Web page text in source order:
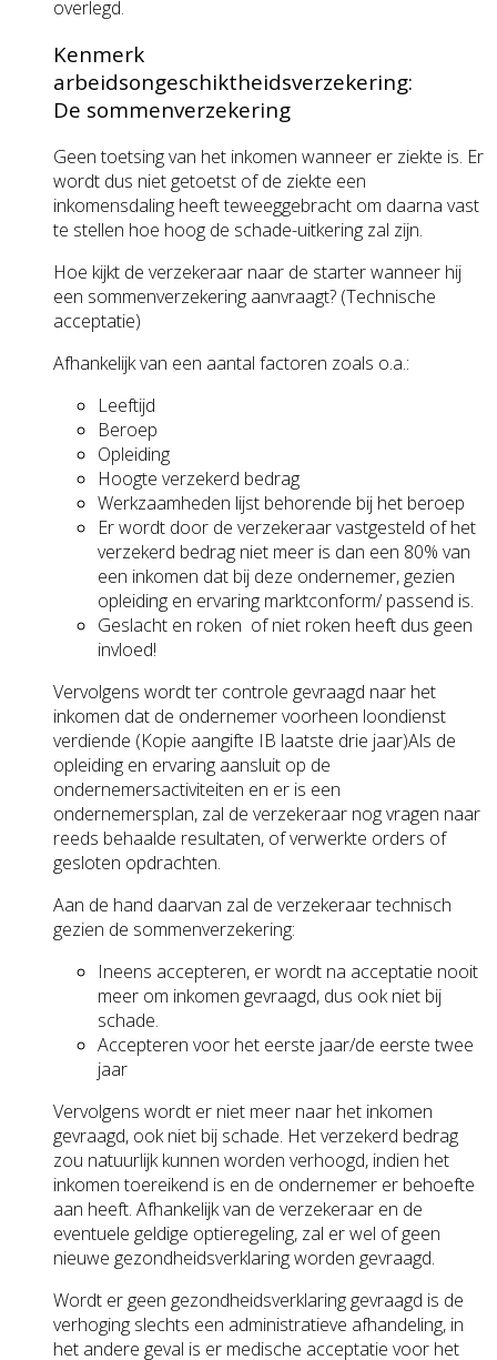
overlegd.
Kenmerk
arbeidsongeschiktheidsverzekering:
De sommenverzekering
Geen toetsing van het inkomen wanneer er ziekte is. Er
wordt dus niet getoetst of de ziekte een
inkomensdaling heeft teweeggebracht om daarna vast
te stellen hoe hoog de schade-uitkering zal zijn.
Hoe kijkt de verzekeraar naar de starter wanneer hij
een sommenverzekering aanvraagt? (Technische
acceptatie)
Afhankelijk van een aantal factoren zoals o.a.:
Leeftijd
Beroep
Opleiding
Hoogte verzekerd bedrag
Werkzaamheden lijst behorende bij het beroep
Er wordt door de verzekeraar vastgesteld of het
verzekerd bedrag niet meer is dan een 80% van
een inkomen dat bij deze ondernemer, gezien
opleiding en ervaring marktconform/ passend is.
Geslacht en roken of niet roken heeft dus geen
invloed!
Vervolgens wordt ter controle gevraagd naar het
inkomen dat de ondernemer voorheen loondienst
verdiende (Kopie aangifte IB laatste drie jaar)Als de
opleiding en ervaring aansluit op de
ondernemersactiviteiten en er is een
ondernemersplan, zal de verzekeraar nog vragen naar
reeds behaalde resultaten, of verwerkte orders of
gesloten opdrachten.
Aan de hand daarvan zal de verzekeraar technisch
gezien de sommenverzekering:
Ineens accepteren, er wordt na acceptatie nooit
meer om inkomen gevraagd, dus ook niet bij
schade.
Accepteren voor het eerste jaar/de eerste twee
jaar
Vervolgens wordt er niet meer naar het inkomen
gevraagd, ook niet bij schade. Het verzekerd bedrag
zou natuurlijk kunnen worden verhoogd, indien het
inkomen toereikend is en de ondernemer er behoefte
aan heeft. Afhankelijk van de verzekeraar en de
eventuele geldige optieregeling, zal er wel of geen
nieuwe gezondheidsverklaring worden gevraagd.
Wordt er geen gezondheidsverklaring gevraagd is de
verhoging slechts een administratieve afhandeling, in
het andere geval is er medische acceptatie voor het